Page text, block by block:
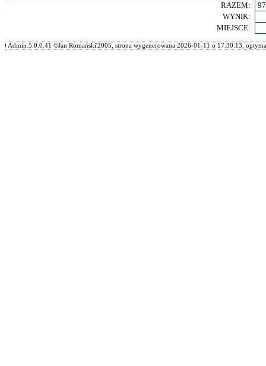
RAZEM:
WYNIK:
MIEJSCE:
Admin.5.0.0.41 ©Jan Romański'2005, strona wygenerowana 2026-01-11 o 17:30:13,